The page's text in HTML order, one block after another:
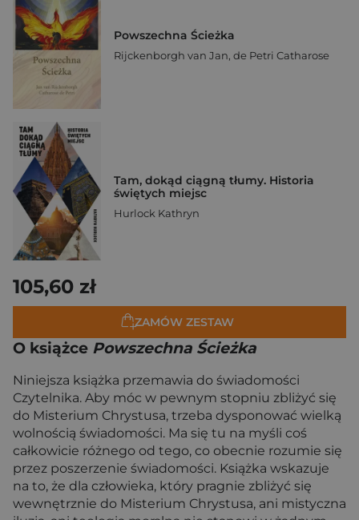
Powszechna Ścieżka
Rijckenborgh van Jan, de Petri Catharose
Tam, dokąd ciągną tłumy. Historia
świętych miejsc
Hurlock Kathryn
105,60 zł
ZAMÓW ZESTAW
O książce Powszechna Ścieżka
Niniejsza książka przemawia do świadomości
Czytelnika. Aby móc w pewnym stopniu zbliżyć się
do Misterium Chrystusa, trzeba dysponować wielką
wolnością świadomości. Ma się tu na myśli coś
całkowicie różnego od tego, co obecnie rozumie się
przez poszerzenie świadomości. Książka wskazuje
na to, że dla człowieka, który pragnie zbliżyć się
wewnętrznie do Misterium Chrystusa, ani mistyczna